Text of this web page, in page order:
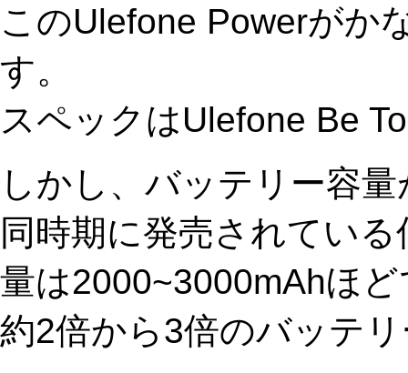
このUlefone Powerがか
す。
スペックはUlefone Be
しかし、バッテリー容
同時期に発売されてい
量は2000~3000mAhほ
約2倍から3倍のバッテ